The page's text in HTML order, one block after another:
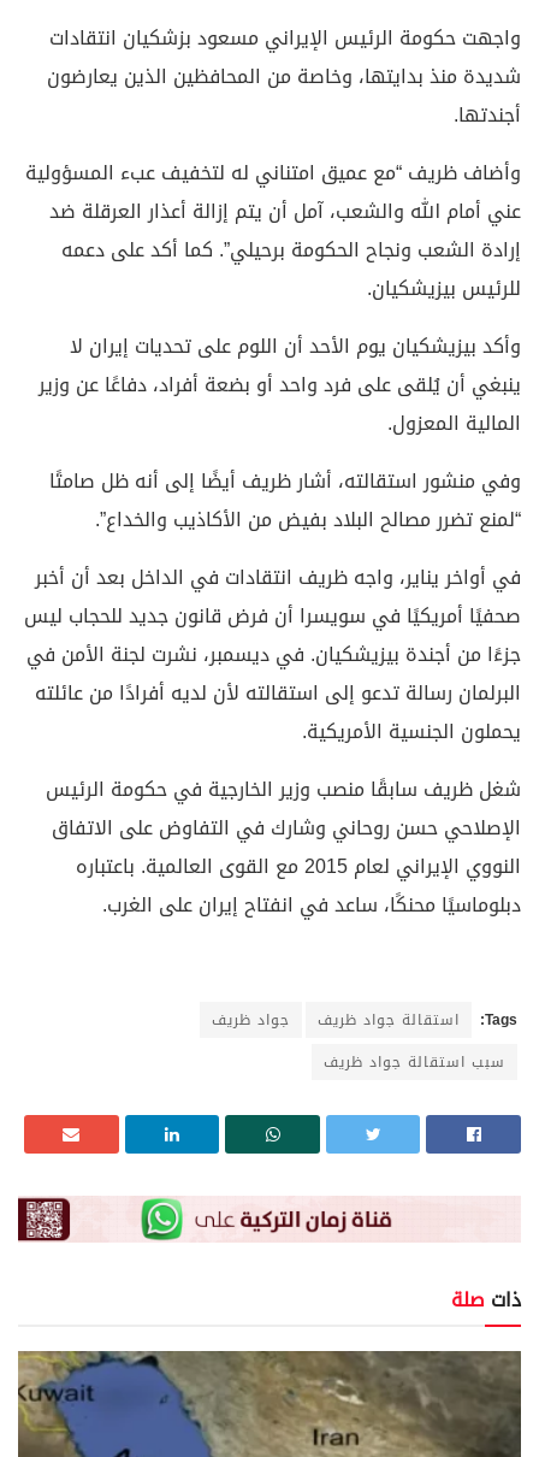
واجهت حكومة الرئيس الإيراني مسعود بزشكيان انتقادات
شديدة منذ بدايتها، وخاصة من المحافظين الذين يعارضون
أجندتها.
وأضاف ظريف “مع عميق امتناني له لتخفيف عبء المسؤولية
عني أمام الله والشعب، آمل أن يتم إزالة أعذار العرقلة ضد
إرادة الشعب ونجاح الحكومة برحيلي”. كما أكد على دعمه
للرئيس بيزيشكيان.
وأكد بيزيشكيان يوم الأحد أن اللوم على تحديات إيران لا
ينبغي أن يُلقى على فرد واحد أو بضعة أفراد، دفاعًا عن وزير
المالية المعزول.
وفي منشور استقالته، أشار ظريف أيضًا إلى أنه ظل صامتًا
“لمنع تضرر مصالح البلاد بفيض من الأكاذيب والخداع”.
في أواخر يناير، واجه ظريف انتقادات في الداخل بعد أن أخبر
صحفيًا أمريكيًا في سويسرا أن فرض قانون جديد للحجاب ليس
جزءًا من أجندة بيزيشكيان. في ديسمبر، نشرت لجنة الأمن في
البرلمان رسالة تدعو إلى استقالته لأن لديه أفرادًا من عائلته
يحملون الجنسية الأمريكية.
شغل ظريف سابقًا منصب وزير الخارجية في حكومة الرئيس
الإصلاحي حسن روحاني وشارك في التفاوض على الاتفاق
النووي الإيراني لعام 2015 مع القوى العالمية. باعتباره
دبلوماسيًا محنكًا، ساعد في انفتاح إيران على الغرب.
Tags: استقالة جواد ظريف
جواد ظريف
سبب استقالة جواد ظريف
ذات صلة